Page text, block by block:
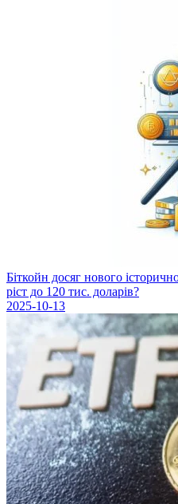
Біткойн досяг нового
ріст до 120 тис. доларів?
2025-10-13